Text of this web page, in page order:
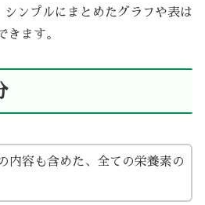
シンプルにまとめたグラフや表は
きます。
内容も含めた、全ての栄養素の